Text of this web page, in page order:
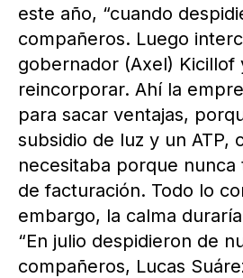
este año, “cuando
compañeros. Luego
gobernador (Axel) Kicillof
reincorporar. Ahí la
para sacar ventajas,
subsidio de luz y un ATP,
necesitaba porque
de facturación. Todo lo
embargo, la calma
“En julio despidieron de
compañeros, Lucas